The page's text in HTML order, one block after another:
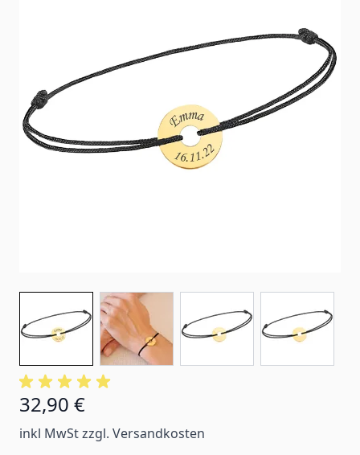
Ab:
32,90 €
inkl MwSt zzgl. Versandkosten